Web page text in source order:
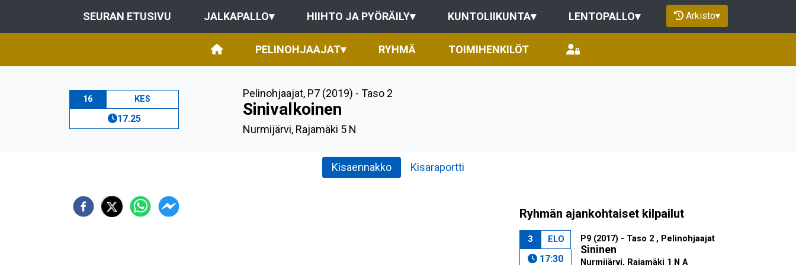
SEURAN ETUSIVU JALKAPALLO▾ HIIHTO JA PYÖRÄILY▾ KUNTOLIIKUNTA▾ LENTOPALLO▾ Arkisto▾
PELINOHJAAJAT▾ RYHMÄ TOIMIHENKILÖT
16 KES
17.25
Pelinohjaajat, P7 (2019) - Taso 2
Sinivalkoinen
Nurmijärvi, Rajamäki 5 N
Kisaennakko Kisaraportti
Ryhmän ajankohtaiset kilpailut
3 ELO
17:30
P9 (2017) - Taso 2 , Pelinohjaajat
Sininen
Nurmijärvi, Rajamäki 1 N A